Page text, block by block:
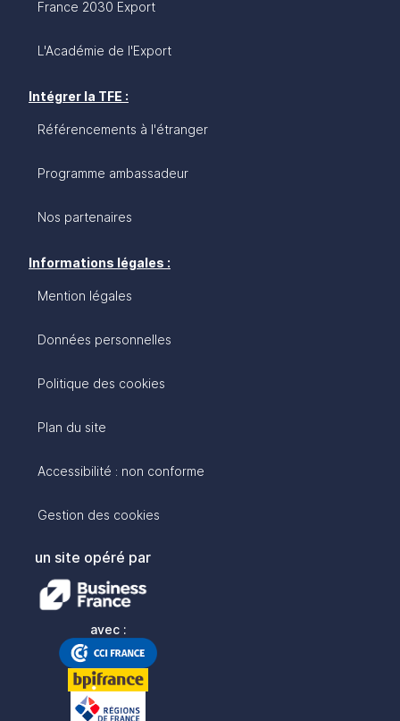
France 2030 Export
L'Académie de l'Export
Intégrer la TFE :
Référencements à l'étranger
Programme ambassadeur
Nos partenaires
Informations légales :
Mention légales
Données personnelles
Politique des cookies
Plan du site
Accessibilité : non conforme
Gestion des cookies
un site opéré par
avec :